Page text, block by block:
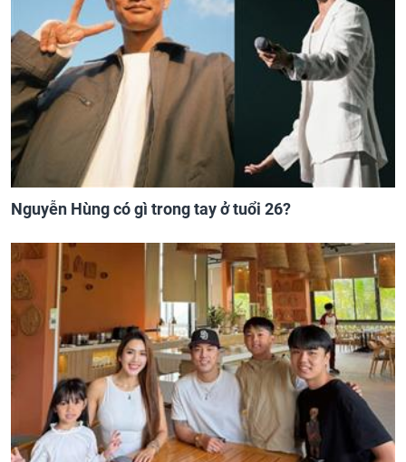
Nguyễn Hùng có gì trong tay ở tuổi 26?